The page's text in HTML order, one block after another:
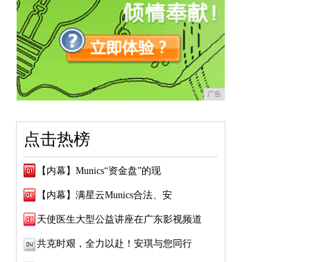
广告
点击热榜
【内幕】Munics“资金盘”的现
【内幕】满星云Munics合法、安
天使医生大型公益讲座在广东影视频道
共克时艰，全力以赴！安琪与您同行